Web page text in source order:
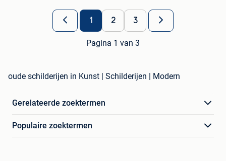
1 2 3
Pagina 1 van 3
oude schilderijen in Kunst | Schilderijen | Modern
Gerelateerde zoektermen
Populaire zoektermen